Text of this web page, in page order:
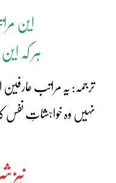
این
ہر کہ
ترجمہ: یہ مراتب عارفین
نہیں وہ خواہشاتِ نفس